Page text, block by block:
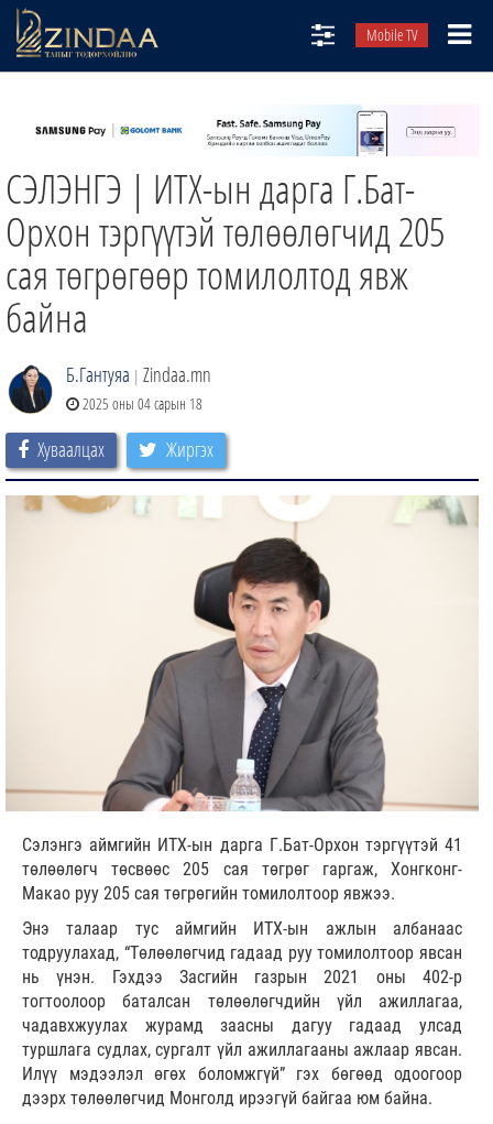
Mobile TV
ТВ8
ӨГЛӨӨНИЙ СОНИН
АУДИО ЗОХИОЛ
ЗИНДАА СЭТГҮҮЛ
СЭЛЭНГЭ | ИТХ-ын дарга Г.Бат-
Орхон тэргүүтэй төлөөлөгчид 205
сая төгрөгөөр томилолтод явж
байна
Б.Гантуяа | Zindaa.mn
2025 оны 04 сарын 18
Хуваалцах Жиргэх
Сэлэнгэ аймгийн ИТХ-ын дарга Г.Бат-Орхон тэргүүтэй 41
төлөөлөгч төсвөөс 205 сая төгрөг гаргаж, Хонгконг-
Макао руу 205 сая төгрөгийн томилолтоор явжээ.
Энэ талаар тус аймгийн ИТХ-ын ажлын албанаас
тодруулахад, “Төлөөлөгчид гадаад руу томилолтоор явсан
нь үнэн. Гэхдээ Засгийн газрын 2021 оны 402-р
тогтоолоор баталсан төлөөлөгчдийн үйл ажиллагаа,
чадавхжуулах журамд заасны дагуу гадаад улсад
туршлага судлах, сургалт үйл ажиллагааны ажлаар явсан.
Илүү мэдээлэл өгөх боломжгүй” гэх бөгөөд одоогоор
дээрх төлөөлөгчид Монголд ирээгүй байгаа юм байна.